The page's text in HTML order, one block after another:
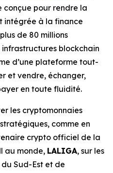
pour rendre la
intégrée à la finance
de 80 millions
infrastructures blockchain
d’une plateforme tout-
et vendre, échanger,
en toute fluidité.
les cryptomonnaies
comme en
crypto officiel de la
au monde, LALIGA, sur les
du Sud-Est et de